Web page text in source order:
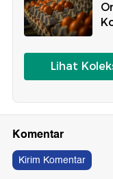
Lihat
Komentar
Kirim Komentar